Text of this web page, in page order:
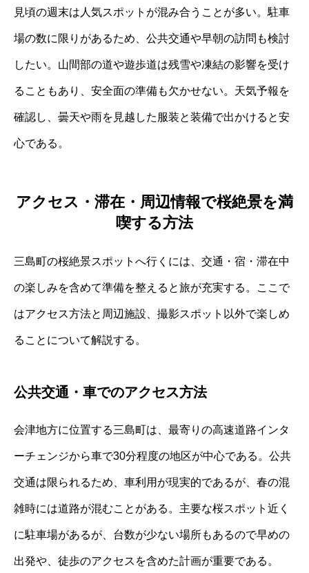
見頃の週末は人気スポットが混み合うことが多い。駐車
場の数に限りがあるため、公共交通や早朝の訪問も検討
したい。山間部の道や遊歩道は残雪や凍結の影響を受け
ることもあり、安全面の準備も欠かせない。天気予報を
確認し、曇天や雨を見越した服装と装備で出かけると安
心である。
アクセス・滞在・周辺情報で桜絶景を満
喫する方法
三島町の桜絶景スポットへ行くには、交通・宿・滞在中
の楽しみを含めて準備を整えると旅が充実する。ここで
はアクセス方法と周辺施設、撮影スポット以外で楽しめ
ることについて解説する。
公共交通・車でのアクセス方法
会津地方に位置する三島町は、最寄りの高速道路インタ
ーチェンジから車で30分程度の地区が中心である。公共
交通は限られるため、車利用が現実的であるが、春の混
雑時には道路が混むことがある。主要な桜スポット近く
に駐車場があるが、台数が少ない場所もあるので早めの
出発や、徒歩のアクセスを含めた計画が重要である。